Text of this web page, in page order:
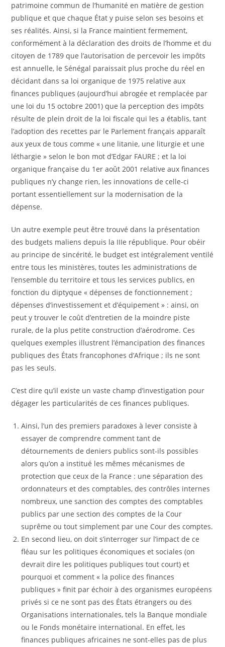
patrimoine commun de l’humanité en matière de gestion
publique et que chaque État y puise selon ses besoins et
ses réalités. Ainsi, si la France maintient fermement,
conformément à la déclaration des droits de l’homme et du
citoyen de 1789 que l’autorisation de percevoir les impôts
est annuelle, le Sénégal paraissait plus proche du réel en
décidant dans sa loi organique de 1975 relative aux
finances publiques (aujourd’hui abrogée et remplacée par
une loi du 15 octobre 2001) que la perception des impôts
résulte de plein droit de la loi fiscale qui les a établis, tant
l’adoption des recettes par le Parlement français apparaît
aux yeux de tous comme « une litanie, une liturgie et une
léthargie » selon le bon mot d’Edgar FAURE ; et la loi
organique française du 1er août 2001 relative aux finances
publiques n’y change rien, les innovations de celle-ci
portant essentiellement sur la modernisation de la
dépense.
Un autre exemple peut être trouvé dans la présentation
des budgets maliens depuis la IIIe république. Pour obéir
au principe de sincérité, le budget est intégralement ventilé
entre tous les ministères, toutes les administrations de
l’ensemble du territoire et tous les services publics, en
fonction du diptyque « dépenses de fonctionnement ;
dépenses d’investissement et d’équipement » : ainsi, on
peut y trouver le coût d’entretien de la moindre piste
rurale, de la plus petite construction d’aérodrome. Ces
quelques exemples illustrent l’émancipation des finances
publiques des États francophones d’Afrique ; ils ne sont
pas les seuls.
C’est dire qu’il existe un vaste champ d’investigation pour
dégager les particularités de ces finances publiques.
Ainsi, l’un des premiers paradoxes à lever consiste à
essayer de comprendre comment tant de
détournements de deniers publics sont-ils possibles
alors qu’on a institué les mêmes mécanismes de
protection que ceux de la France : une séparation des
ordonnateurs et des comptables, des contrôles internes
nombreux, une sanction des comptes des comptables
publics par une section des comptes de la Cour
suprême ou tout simplement par une Cour des comptes.
En second lieu, on doit s’interroger sur l’impact de ce
fléau sur les politiques économiques et sociales (on
devrait dire les politiques publiques tout court) et
pourquoi et comment « la police des finances
publiques » finit par échoir à des organismes européens
privés si ce ne sont pas des États étrangers ou des
Organisations internationales, tels la Banque mondiale
ou le Fonds monétaire international. En effet, les
finances publiques africaines ne sont-elles pas de plus